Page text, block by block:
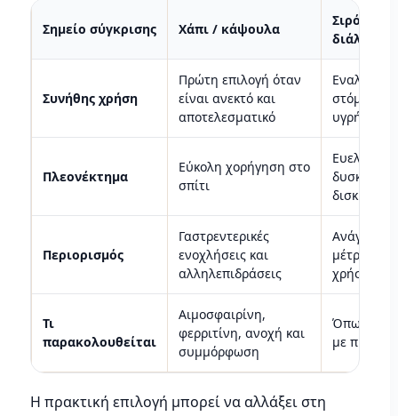
Σημείο σύγκρισης Χάπι / κάψουλα
Σιρόπι /
διάλυμα
Συνήθης χρήση
Πρώτη επιλογή όταν
είναι ανεκτό και
αποτελεσματικό
στόμα
υγρή
Πλεονέκτημα
Εύκολη χορήγηση στο
σπίτι
Ευελιξία
δισκία
Περιορισμός
Γαστρεντερικές
ενοχλήσεις και
αλληλεπιδράσεις
Ανάγκη
μέτρησης
χρήσης
Τι
παρακολουθείται
Αιμοσφαιρίνη,
φερριτίνη, ανοχή και
συμμόρφωση
Όπως και
με
Η πρακτική επιλογή μπορεί να αλλάξει στη